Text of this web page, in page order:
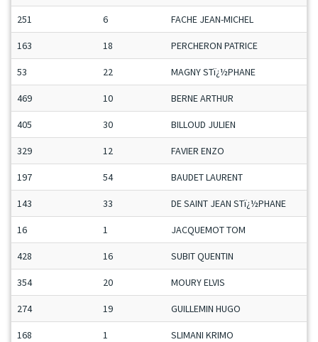
251 6 FACHE JEAN-MICHEL
163 18 PERCHERON PATRICE
53 22 MAGNY STï¿½PHANE
469 10 BERNE ARTHUR
405 30 BILLOUD JULIEN
329 12 FAVIER ENZO
197 54 BAUDET LAURENT
143 33 DE SAINT JEAN STï¿½PHANE
16 1 JACQUEMOT TOM
428 16 SUBIT QUENTIN
354 20 MOURY ELVIS
274 19 GUILLEMIN HUGO
168 1 SLIMANI KRIMO